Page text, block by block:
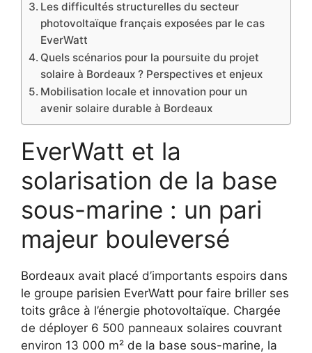
Les difficultés structurelles du secteur
photovoltaïque français exposées par le cas
EverWatt
Quels scénarios pour la poursuite du projet
solaire à Bordeaux ? Perspectives et enjeux
Mobilisation locale et innovation pour un
avenir solaire durable à Bordeaux
EverWatt et la
solarisation de la base
sous-marine : un pari
majeur bouleversé
Bordeaux avait placé d’importants espoirs dans
le groupe parisien EverWatt pour faire briller ses
toits grâce à l’énergie photovoltaïque. Chargée
de déployer 6 500 panneaux solaires couvrant
environ 13 000 m² de la base sous-marine, la